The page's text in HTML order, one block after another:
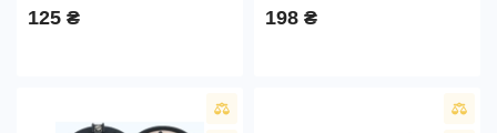
125 ₴ 198 ₴